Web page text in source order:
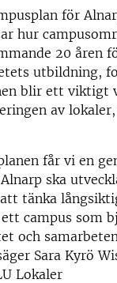
för
hur
20 åren
utbildning,
blir ett viktigt
av
får vi en
ska
tänka
campus som
och
Sara Kyrö
Lokaler